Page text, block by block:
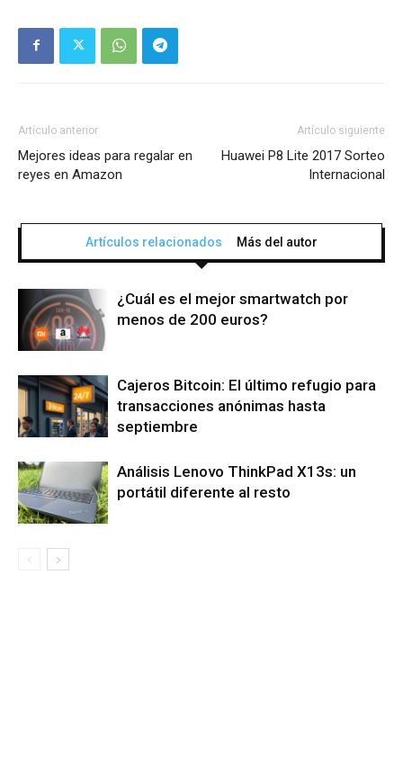
Artículo anterior
Mejores ideas para regalar en
reyes en Amazon
Artículo siguiente
Huawei P8 Lite 2017 Sorteo
Internacional
Artículos relacionados Más del autor
¿Cuál es el mejor smartwatch por
menos de 200 euros?
Cajeros Bitcoin: El último refugio para
transacciones anónimas hasta
septiembre
Análisis Lenovo ThinkPad X13s: un
portátil diferente al resto